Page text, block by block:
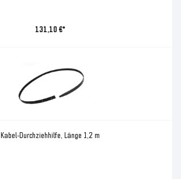
131,10 €*
Kabel-Durchziehhilfe, Länge 1,2 m